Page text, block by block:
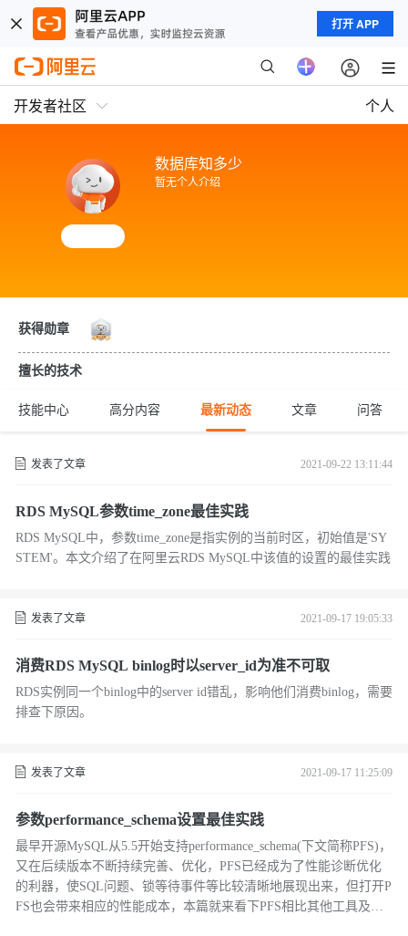
打开 APP
开发者社区 个人
数据库知多少
暂无个人介绍
获得勋章
擅长的技术
技能中心 高分内容 最新动态 文章 问答
发表了文章 2021-09-22 13:11:44
RDS MySQL参数time_zone最佳实践
RDS MySQL中，参数time_zone是指实例的当前时区，初始值是'SY
STEM'。本文介绍了在阿里云RDS MySQL中该值的设置的最佳实践
发表了文章 2021-09-17 19:05:33
消费RDS MySQL binlog时以server_id为准不可取
RDS实例同一个binlog中的server id错乱，影响他们消费binlog，需要
排查下原因。
发表了文章 2021-09-17 11:25:09
参数performance_schema设置最佳实践
最早开源MySQL从5.5开始支持performance_schema(下文简称PFS)，
又在后续版本不断持续完善、优化，PFS已经成为了性能诊断优化
的利器，使SQL问题、锁等待事件等比较清晰地展现出来，但打开P
FS也会带来相应的性能成本，本篇就来看下PFS相比其他工具及不